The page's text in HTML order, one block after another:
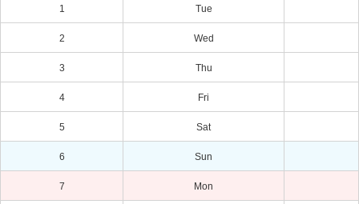
1 Tue
2 Wed
3 Thu
4 Fri
5 Sat
6 Sun
7 Mon